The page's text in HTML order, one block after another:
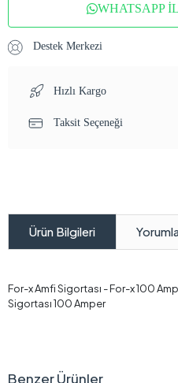
WHATSAPP
Destek Merkezi
Hızlı Kargo
Taksit Seçeneği
Ürün Bilgileri
For-x Amfi Sigortası - For-x 100
Sigortası 100 Amper
Benzer Ürünler